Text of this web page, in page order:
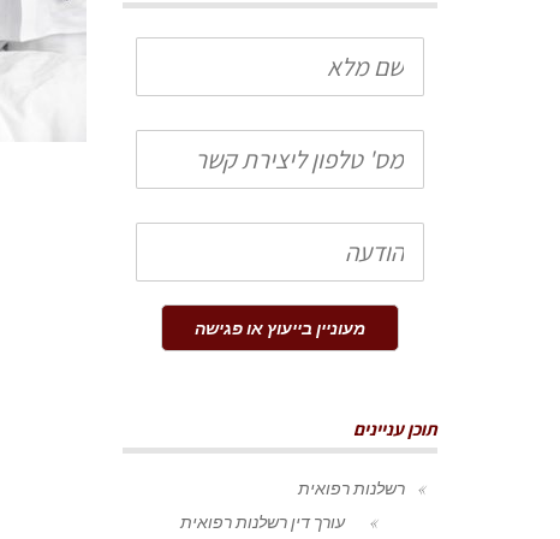
שם
מלא
טלפון
הודעה
מעוניין בייעוץ או פגישה
תוכן עניינים
רשלנות רפואית
עורך דין רשלנות רפואית